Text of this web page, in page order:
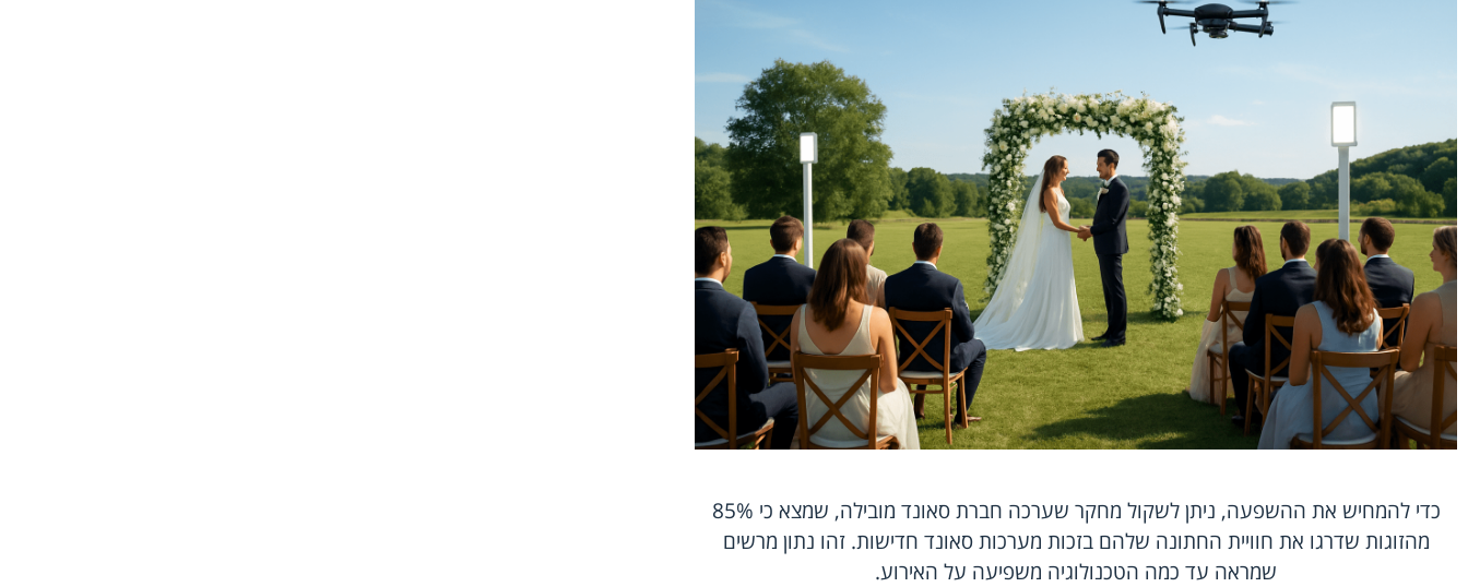
כדי להמחיש את ההשפעה, ניתן לשקול מחקר שערכה חברת סאונד מובילה, שמצא כי 85%
מהזוגות שדרגו את חוויית החתונה שלהם בזכות מערכות סאונד חדישות. זהו נתון מרשים
שמראה עד כמה הטכנולוגיה משפיעה על האירוע.